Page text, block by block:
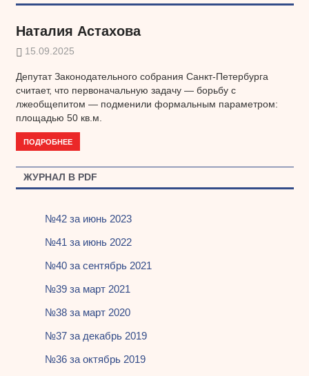
Наталия Астахова
15.09.2025
Депутат Законодательного собрания Санкт-Петербурга
считает, что первоначальную задачу — борьбу с
лжеобщепитом — подменили формальным параметром:
площадью 50 кв.м.
ПОДРОБНЕЕ
ЖУРНАЛ В PDF
№42 за июнь 2023
№41 за июнь 2022
№40 за сентябрь 2021
№39 за март 2021
№38 за март 2020
№37 за декабрь 2019
№36 за октябрь 2019